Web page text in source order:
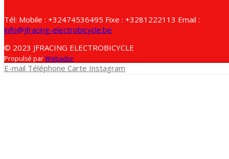
Tél: Mobile : +32474536495 Fixe : +3281222113 Email :
info@jfracing-electrobicycle.be
© 2023 JFRACING ELECTROBICYCLE
Propulsé parWebador
E-mail Téléphone Carte Instagram